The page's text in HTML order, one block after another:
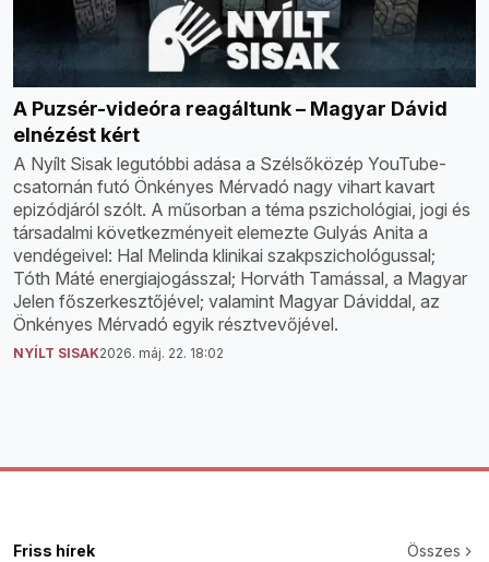
A Puzsér-videóra reagáltunk – Magyar Dávid
elnézést kért
A Nyílt Sisak legutóbbi adása a Szélsőközép YouTube-
csatornán futó Önkényes Mérvadó nagy vihart kavart
epizódjáról szólt. A műsorban a téma pszichológiai, jogi és
társadalmi következményeit elemezte Gulyás Anita a
vendégeivel: Hal Melinda klinikai szakpszichológussal;
Tóth Máté energiajogásszal; Horváth Tamással, a Magyar
Jelen főszerkesztőjével; valamint Magyar Dáviddal, az
Önkényes Mérvadó egyik résztvevőjével.
NYÍLT SISAK2026. máj. 22. 18:02
Friss hírek Összes